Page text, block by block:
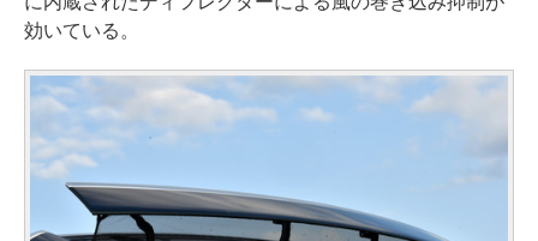
効いている。